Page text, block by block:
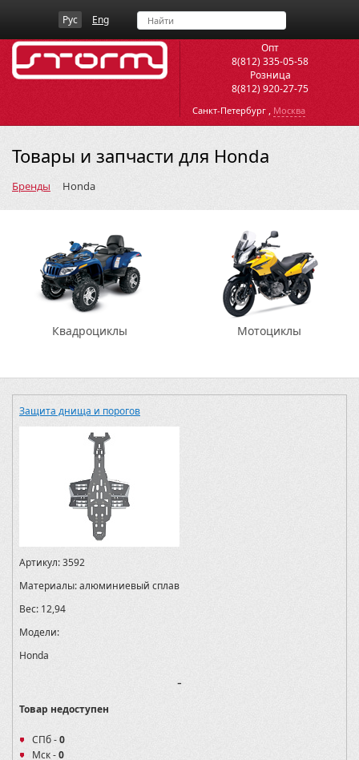
Рус Eng
Опт
8(812) 335-05-58
Розница
8(812) 920-27-75
Санкт-Петербург , Москва
Товары и запчасти для Honda
Бренды Honda
Квадроциклы Мотоциклы
Защита днища и порогов
Артикул:3592
Материалы:алюминиевый сплав
Вес: 12,94
Модели:
Honda
-
Товар недоступен
СПб -0
Мск -0